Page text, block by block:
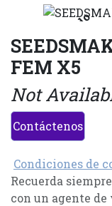
Agotado
FEM X5
Not
Contáctenos
Condiciones de
Recuerda
con un agente de